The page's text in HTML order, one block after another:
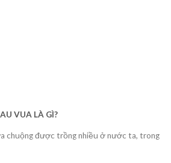
VUA LÀ GÌ?
chuộng được trồng nhiều ở nước ta, trong